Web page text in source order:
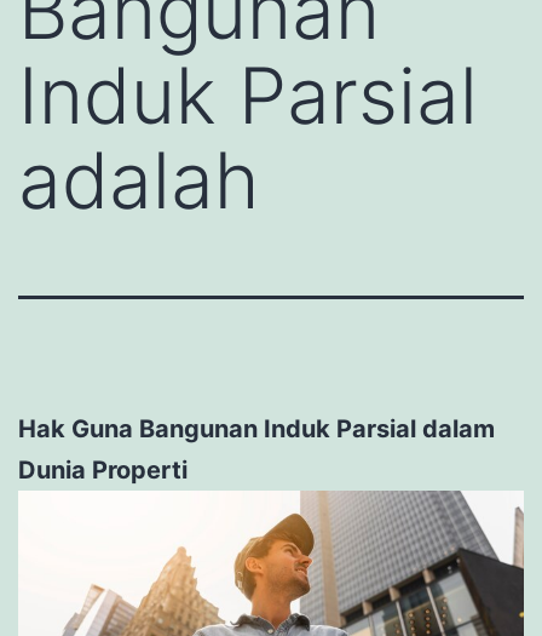
Induk Parsial
adalah
Hak Guna Bangunan Induk Parsial dalam
Dunia Properti